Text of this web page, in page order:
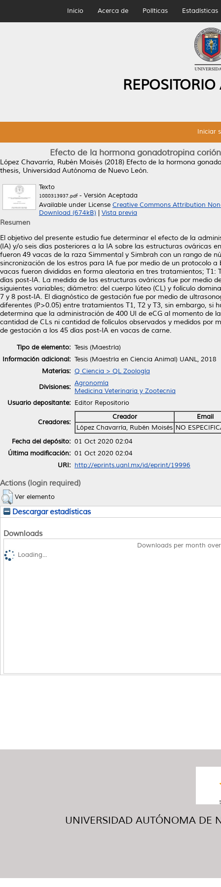
Inicio Acerca de Políticas Estadísticas
Iniciar
Efecto de la hormona gonadotropina
López Chavarría, Rubén Moisés (2018) Efecto de la hormona
thesis, Universidad Autónoma de Nuevo León.
Texto
1080313937.pdf- Versión Aceptada
Available under License Creative Commons Attribution
Download (674kB)
Vista previa
Resumen
El objetivo del presente estudio fue determinar el efecto de la
(IA) y/o seis días posteriores a la IA sobre las estructuras ováricas
fueron 49 vacas de la raza Simmental y Simbrah con un rango de
sincronización de los estros para IA fue por medio de un protocolo
vacas fueron divididas en forma aleatoria en tres tratamientos; T1:
días post-IA. La medida de las estructuras ováricas fue por medio
siguientes variables; diámetro: del cuerpo lúteo (CL) y folículo
7 y 8 post-IA. El diagnóstico de gestación fue por medio de
diferentes (P>0.05) entre tratamientos T1, T2 y T3, sin embargo, si
determina que la administración de 400 UI de eCG al momento de
cantidad de CLs ni cantidad de folículos observados y medidos por
de gestación a los 45 días post-IA en vacas de carne.
Tipo de elemento: Tesis (Maestría)
Información adicional: Tesis (Maestría en Ciencia Animal) UANL, 2018
Materias: Q Ciencia > QL Zoología
Divisiones: Agronomía
Medicina Veterinaria y Zootecnia
Usuario depositante: Editor Repositorio
Creadores:
Creador
Email
López Chavarría, Rubén Moisés NO
Fecha del depósito: 01 Oct 2020 02:04
Última modificación: 01 Oct 2020 02:04
URI: http://eprints.uanl.mx/id/eprint/19996
Actions (login required)
Ver elemento
Descargar estadísticas
Downloads
Downloads per month
Loading...
UNIVERSIDAD AUTÓNOMA DE